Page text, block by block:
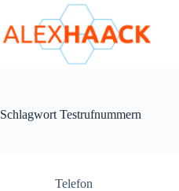
springen
Schlagwort Testrufnummern
Telefon